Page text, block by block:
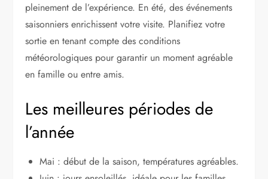
pleinement de l’expérience. En été, des événements
saisonniers enrichissent votre visite. Planifiez votre
sortie en tenant compte des conditions
météorologiques pour garantir un moment agréable
en famille ou entre amis.
Les meilleures périodes de
l’année
Mai : début de la saison, températures agréables.